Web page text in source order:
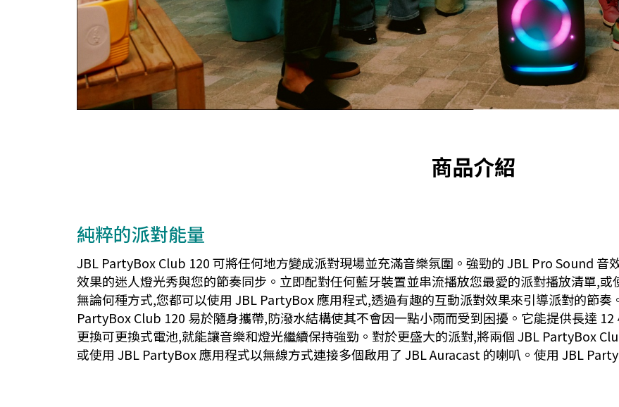
商品介紹
純粹的派對能量
JBL PartyBox Club 120 可將任何地方變成派對現場並充滿音樂氛圍。強勁的 JBL Pro Sound 音
效果的迷人燈光秀與您的節奏同步。立即配對任何藍牙裝置並串流播放您最愛的派對播放清單,
無論何種方式,您都可以使用 JBL PartyBox 應用程式,透過有趣的互動派對效果來引導派對的節
PartyBox Club 120 易於隨身攜帶,防潑水結構使其不會因一點小雨而受到困擾。它能提供長達
更換可更換式電池,就能讓音樂和燈光繼續保持強勁。對於更盛大的派對,將兩個 JBL PartyBox
或使用 JBL PartyBox 應用程式以無線方式連接多個啟用了 JBL Auracast 的喇叭。使用 JBL